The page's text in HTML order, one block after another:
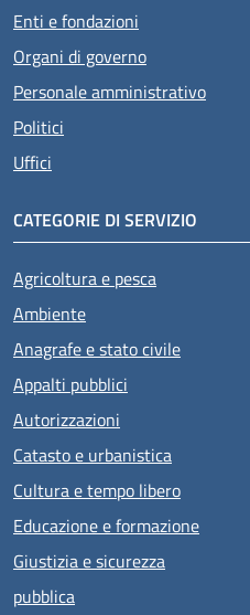
Enti e fondazioni
Organi di governo
Personale amministrativo
Politici
Uffici
CATEGORIE DI SERVIZIO
Agricoltura e pesca
Ambiente
Anagrafe e stato civile
Appalti pubblici
Autorizzazioni
Catasto e urbanistica
Cultura e tempo libero
Educazione e formazione
Giustizia e sicurezza
pubblica